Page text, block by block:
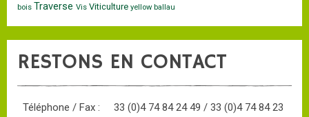
bois Traverse Vis Viticulture yellow ballau
RESTONS EN CONTACT
Téléphone / Fax :
33 (0)4 74 84 24 49 / 33 (0)4 74 84 23